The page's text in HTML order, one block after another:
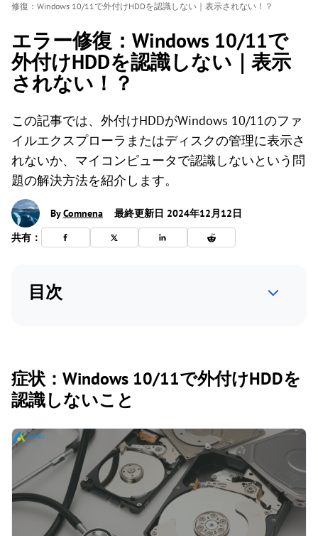
修復：Windows 10/11で外付けHDDを認識しない｜表示されない！？
エラー修復：Windows 10/11で
外付けHDDを認識しない｜表示
されない！？
この記事では、外付けHDDがWindows 10/11のファ
イルエクスプローラまたはディスクの管理に表示さ
れないか、マイコンピュータで認識しないという問
題の解決方法を紹介します。
ByComnena
最終更新日 2024年12月12日
共有：
目次
症状：Windows 10/11で外付けHDDを
認識しないこと